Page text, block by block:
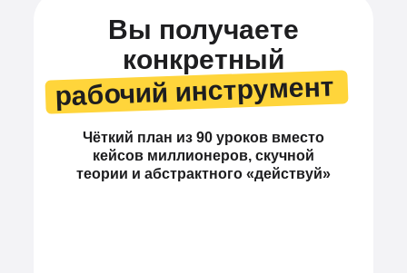
Вы получаете
конкретный
Чёткий план из 90 уроков вместо
кейсов миллионеров, скучной
теории и абстрактного «действуй»
рабочий инструмент